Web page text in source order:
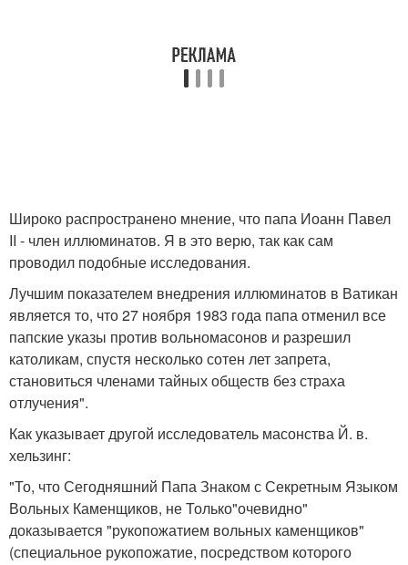
Широко распространено мнение, что папа Иоанн Павел
II - член иллюминатов. Я в это верю, так как сам
проводил подобные исследования.
Лучшим показателем внедрения иллюминатов в Ватикан
является то, что 27 ноября 1983 года папа отменил все
папские указы против вольномасонов и разрешил
католикам, спустя несколько сотен лет запрета,
становиться членами тайных обществ без страха
отлучения".
Как указывает другой исследователь масонства Й. в.
хельзинг:
"То, что Сегодняшний Папа Знаком с Секретным Языком
Вольных Каменщиков, не Только"очевидно"
доказывается "рукопожатием вольных каменщиков"
(специальное рукопожатие, посредством которого